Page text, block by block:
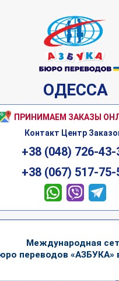
ОДЕССА
ПРИНИМАЕМ ЗАКАЗЫ
Контакт Центр
+38 (048) 726-43-
+38 (067) 517-75-
Международная
переводов «АЗБУКА»